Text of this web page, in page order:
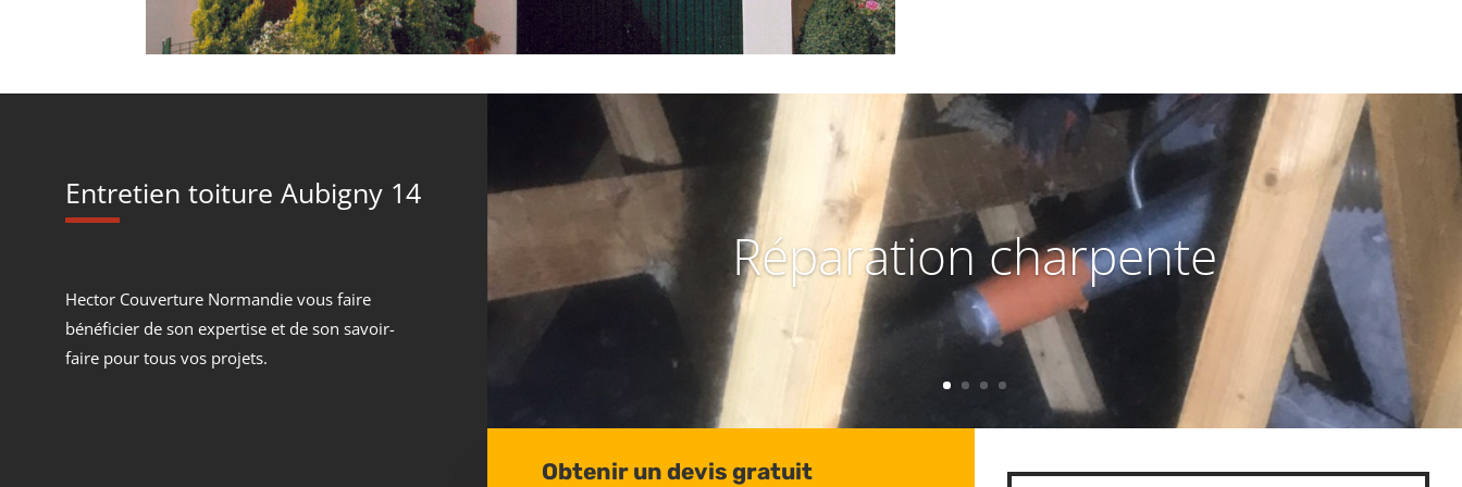
Entretien toiture Aubigny 14
Hector Couverture Normandie vous faire
bénéficier de son expertise et de son savoir-
faire pour tous vos projets.
Réparation charpente
Obtenir un devis gratuit